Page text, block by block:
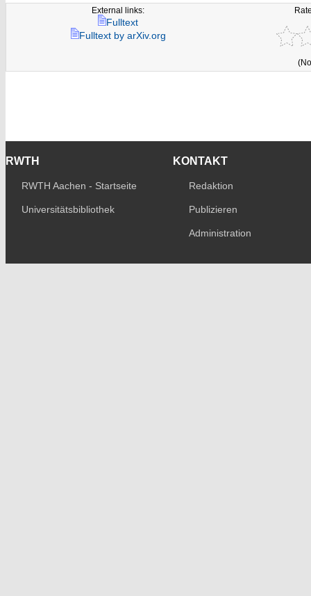
External links:
Fulltext
Fulltext by arXiv.org
RWTH
RWTH Aachen - Startseite
Universitätsbibliothek
KONTAKT
Redaktion
Publizieren
Administration